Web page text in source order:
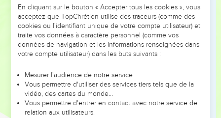
Vous ne vous fabriquerez pas d’idoles en argent ou en or,
pour adorer d’autres dieux à côté de moi.
Vous me construirez un autel de terre, sur lequel vous
m’offrirez vos moutons, vos chèvres et vos bœufs en
viendrai vous bénir en tout endroit où je manifesterai ma
présence.
Si vous me construisez un autel de pierres, ne le faites pas
en pierres de taille, car en taillant les pierres au ciseau, vous
En cliquant sur le bouton « Accepter tous les cookies », vous
acceptez que TopChrétien utilise des traceurs (comme des
cookies ou l'identifiant unique de votre compte utilisateur) et
traite vos données à caractère personnel (comme vos
données de navigation et les informations renseignées dans
votre compte utilisateur) dans les buts suivants :
Mesurer l'audience de notre service
Vous permettre d'utiliser des services tiers tels que de la
vidéo, des cartes du monde…
Vous permettre d'entrer en contact avec notre service de
relation aux utilisateurs.